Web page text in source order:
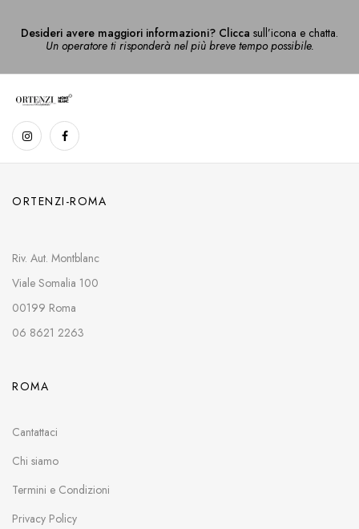
Desideri avere maggiori informazioni? Clicca sull’icona e chatta.
Un operatore ti risponderà nel più breve tempo possibile.
ORTENZI-ROMA
Riv. Aut. Montblanc
Viale Somalia 100
00199 Roma
06 8621 2263
ROMA
Cantattaci
Chi siamo
Termini e Condizioni
Privacy Policy